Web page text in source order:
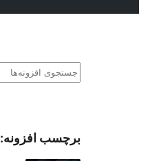
جستجو
برچسب افزونه: